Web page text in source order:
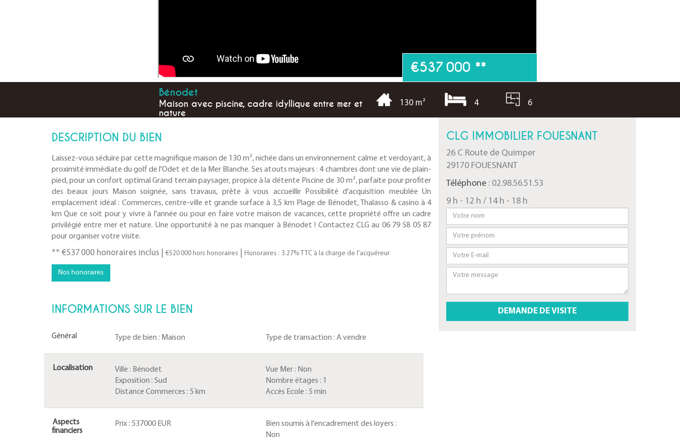
€537 000 **
Bénodet
Maison avec piscine, cadre idyllique entre mer et
nature
130 m² 4 6
DESCRIPTION DU BIEN
Laissez-vous séduire par cette magnifique maison de 130 m², nichée dans un environnement calme et verdoyant, à
proximité immédiate du golf de l'Odet et de la Mer Blanche. Ses atouts majeurs : 4 chambres dont une vie de plain-
pied, pour un confort optimal Grand terrain paysager, propice à la détente Piscine de 30 m², parfaite pour profiter
des beaux jours Maison soignée, sans travaux, prête à vous accueillir Possibilité d'acquisition meublée Un
emplacement idéal : Commerces, centre-ville et grande surface à 3,5 km Plage de Bénodet, Thalasso & casino à 4
km Que ce soit pour y vivre à l'année ou pour en faire votre maison de vacances, cette propriété offre un cadre
privilégié entre mer et nature. Une opportunité à ne pas manquer à Bénodet ! Contactez CLG au 06 79 58 05 87
pour organiser votre visite.
** €537 000 honoraires inclus €520 000 hors honoraires Honoraires : 3.27% TTC à la charge de l'acquéreur
Nos honoraires
INFORMATIONS SUR LE BIEN
Général Type de bien : Maison Type de transaction : A vendre
Localisation Ville : Bénodet Vue Mer : Non
Exposition : Sud Nombre étages : 1
Distance Commerces : 5 km Accès Ecole : 5 min
Aspects
financiers
Prix : 537000 EUR
Bien soumis à l'encadrement des loyers :
Non
CLG IMMOBILIER FOUESNANT
26 C Route de Quimper
29170 FOUESNANT
Téléphone : 02.98.56.51.53
9 h - 12 h / 14 h - 18 h